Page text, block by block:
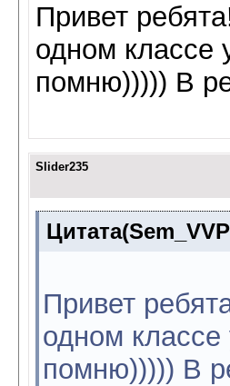
Привет
одном классе
помню))))) В
Slider235
Привет
одном
помню))))) В